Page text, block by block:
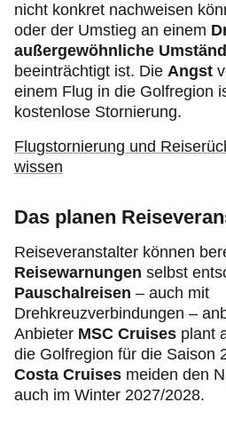
nicht konkret nachweisen
oder der Umstieg an einem
außergewöhnliche
beeinträchtigt ist. Die Angst
einem Flug in die Golfregion
kostenlose Stornierung.
Flugstornierung und
wissen
Das planen
Reiseveranstalter können
Reisewarnungen selbst
Pauschalreisen – auch mit
Drehkreuzverbindungen –
Anbieter MSC Cruises plant
die Golfregion für die Saison
Costa Cruises meiden den
auch im Winter 2027/2028.